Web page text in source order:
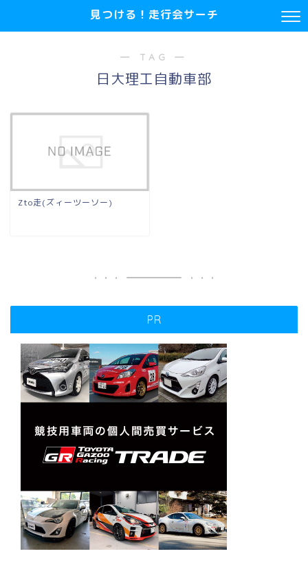
見つける！走行会サーチ
― TAG ―
日大理工自動車部
Zto走(ズィーツーソー)
PR